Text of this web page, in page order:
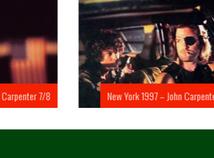
New York 1997 – John Carpenter 6/8